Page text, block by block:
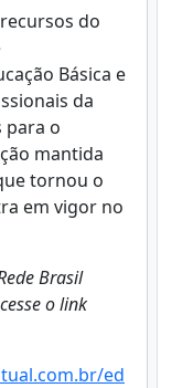
do
Básica e
da
para o
mantida
tornou o
em vigor no
Brasil
o link
ed